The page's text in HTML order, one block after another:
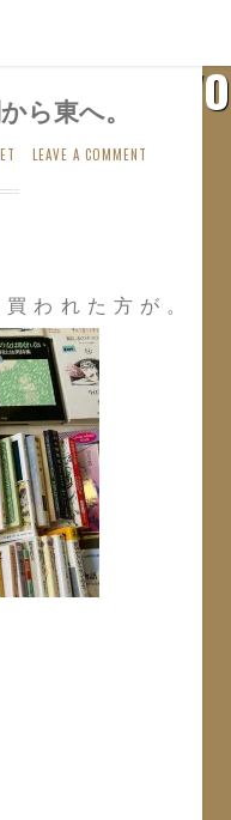
人 札幌VO
ら東へ。
LEAVE A COMMENT
われた方が。